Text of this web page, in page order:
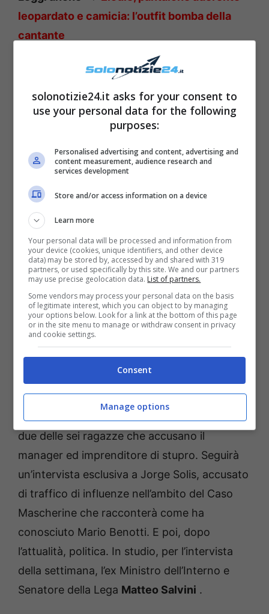
leopardato e camicia: l’outfit bomba della
cantante
Leggi anche —->
retroscena: “Se non fossi stata sposata con
Maurizio…”
Il talk di La7
Passiamo alle anticipazioni e agli ospiti di
questa sera de Non è l’Arena, dalle ore 21.00
condotto da Massimo Giletti sulCaso
Genovese.
due delle sei ragazze che accusano il
manager ed imprenditore di stupro. Seguirà
un’intervista esclusiva a Jorge Solis, accusato
di traffico di influenze nell’ambito del Caso
Mascherine che racconterà come ha
conosciuto Mario Benotti. E poi, dopo
l’attualità, politica. In studio, per l’intervista
della settimana, l’ex Ministro dell’Interno e
Senatore della Lega Matteo Salvini .
solonotizie24.it asks for your consent to
use your personal data for the following
purposes:
Personalised advertising and content, advertising and
content measurement, audience research and
services development
Store and/or access information on a device
Learn more
Your personal data will be processed and information from
your device (cookies, unique identifiers, and other device
data) may be stored by, accessed by and shared with 319
partners, or used specifically by this site. We and our partners
may use precise geolocation data. List of partners.
Some vendors may process your personal data on the basis
of legitimate interest, which you can object to by managing
your options below. Look for a link at the bottom of this page
or in the site menu to manage or withdraw consent in privacy
and cookie settings.
Consent
Manage options